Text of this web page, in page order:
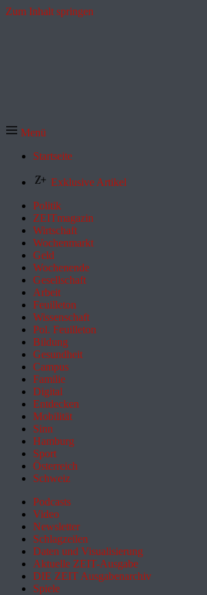
Zum Inhalt springen
Menü
Startseite
Exklusive Artikel
Politik
ZEITmagazin
Wirtschaft
Wochenmarkt
Geld
Wochenende
Gesellschaft
Arbeit
Feuilleton
Wissenschaft
Pol. Feuilleton
Bildung
Gesundheit
Campus
Familie
Digital
Entdecken
Mobilität
Sinn
Hamburg
Sport
Österreich
Schweiz
Podcasts
Video
Newsletter
Schlagzeilen
Daten und Visualisierung
Aktuelle ZEIT-Ausgabe
DIE ZEIT Ausgabenarchiv
Spiele